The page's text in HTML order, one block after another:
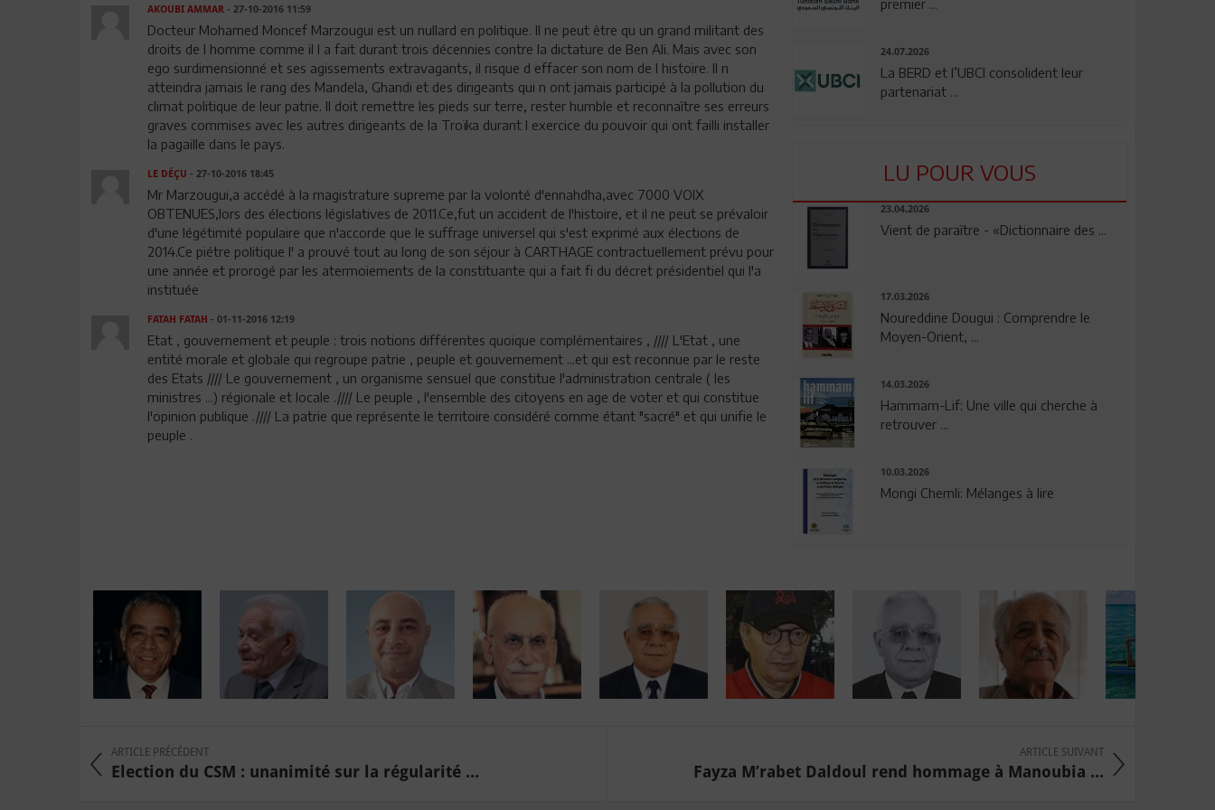
AKOUBI AMMAR- 27-10-2016 11:59
Docteur Mohamed Moncef Marzougui est un nullard en politique. Il ne peut être qu un grand militant des
droits de l homme comme il l a fait durant trois décennies contre la dictature de Ben Ali. Mais avec son
ego surdimensionné et ses agissements extravagants, il risque d effacer son nom de l histoire. Il n
atteindra jamais le rang des Mandela, Ghandi et des dirigeants qui n ont jamais participé à la pollution du
climat politique de leur patrie. Il doit remettre les pieds sur terre, rester humble et reconnaître ses erreurs
graves commises avec les autres dirigeants de la Troïka durant l exercice du pouvoir qui ont failli installer
la pagaille dans le pays.
LE DÉÇU - 27-10-2016 18:45
Mr Marzougui,a accédé à la magistrature supreme par la volonté d'ennahdha,avec 7000 VOIX
OBTENUES,lors des élections législatives de 2011.Ce,fut un accident de l'histoire, et il ne peut se prévaloir
d'une légétimité populaire que n'accorde que le suffrage universel qui s'est exprimé aux élections de
2014.Ce piétre politique l' a prouvé tout au long de son séjour à CARTHAGE contractuellement prévu pour
une année et prorogé par les atermoiements de la constituante qui a fait fi du décret présidentiel qui l'a
instituée
FATAH FATAH - 01-11-2016 12:19
Etat , gouvernement et peuple : trois notions différentes quoique complémentaires , //// L'Etat , une
entité morale et globale qui regroupe patrie , peuple et gouvernement ...et qui est reconnue par le reste
des Etats //// Le gouvernement , un organisme sensuel que constitue l'administration centrale ( les
ministres ...) régionale et locale .//// Le peuple , l'ensemble des citoyens en age de voter et qui constitue
l'opinion publique .//// La patrie que représente le territoire considéré comme étant "sacré" et qui unifie le
peuple .
premier ...
24.07.2026
La BERD et l’UBCI consolident leur
partenariat ...
LU POUR VOUS
23.04.2026
Vient de paraître - «Dictionnaire des ...
17.03.2026
Noureddine Dougui : Comprendre le
Moyen-Orient, ...
14.03.2026
Hammam-Lif: Une ville qui cherche à
retrouver ...
10.03.2026
Mongi Chemli: Mélanges à lire
ARTICLE PRÉCÉDENT
Election du CSM : unanimité sur la régularité ...
ARTICLE SUIVANT
Fayza M’rabet Daldoul rend hommage à Manoubia ...